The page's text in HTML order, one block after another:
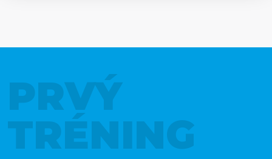
PRVÝ
TRÉNING